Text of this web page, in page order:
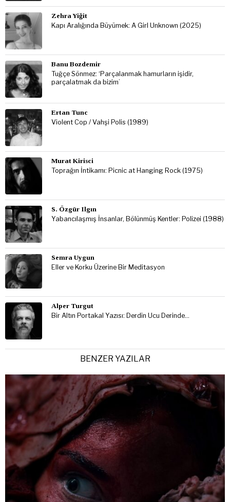
Zehra Yiğit
Kapı Aralığında Büyümek: A Girl Unknown (2025)
Banu Bozdemir
Tuğçe Sönmez: ‘Parçalanmak hamurların işidir,
parçalatmak da bizim’
Ertan Tunc
Violent Cop / Vahşi Polis (1989)
Murat Kirisci
Toprağın İntikamı: Picnic at Hanging Rock (1975)
S. Özgür Ilgın
Yabancılaşmış İnsanlar, Bölünmüş Kentler: Polizei (1988)
Semra Uygun
Eller ve Korku Üzerine Bir Meditasyon
Alper Turgut
Bir Altın Portakal Yazısı: Derdin Ucu Derinde…
BENZER YAZILAR